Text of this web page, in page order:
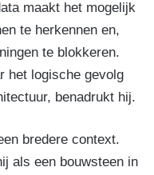
maakt het mogelijk
te herkennen en,
te blokkeren.
het logische gevolg
benadrukt hij.
bredere context.
als een bouwsteen in